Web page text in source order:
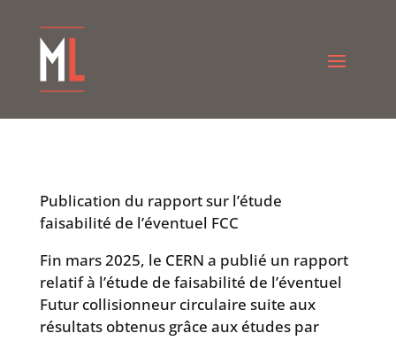
Publication du rapport sur l’étude
faisabilité de l’éventuel FCC
Fin mars 2025, le CERN a publié un rapport
relatif à l’étude de faisabilité de l’éventuel
Futur collisionneur circulaire suite aux
résultats obtenus grâce aux études par